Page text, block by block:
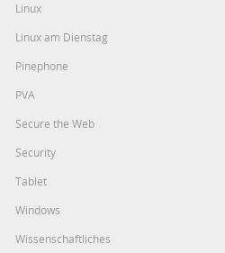
Linux
Linux am Dienstag
Pinephone
PVA
Secure the Web
Security
Tablet
Windows
Wissenschaftliches